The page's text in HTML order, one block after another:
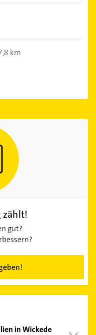
km
zählt!
gut?
in Wickede